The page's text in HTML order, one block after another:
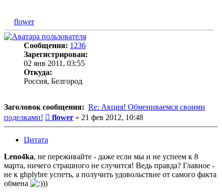
flower
Сообщения: 1236
Зарегистрирован:
02 янв 2011, 03:55
Откуда:
Россия, Белгород
Заголовок сообщения: Re: Акция! Обмениваемся своими
поделками!
Сообщение
flower » 21 фев 2012, 10:48
Цитата
Leno4ka, не переживайте - даже если мы и не успеем к 8
марта, ничего страшного не случится! Ведь правда? Главное -
не к ghplybre успеть, а получить удовольствие от самого факта
обмена
))